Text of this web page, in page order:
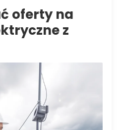
oferty na
z